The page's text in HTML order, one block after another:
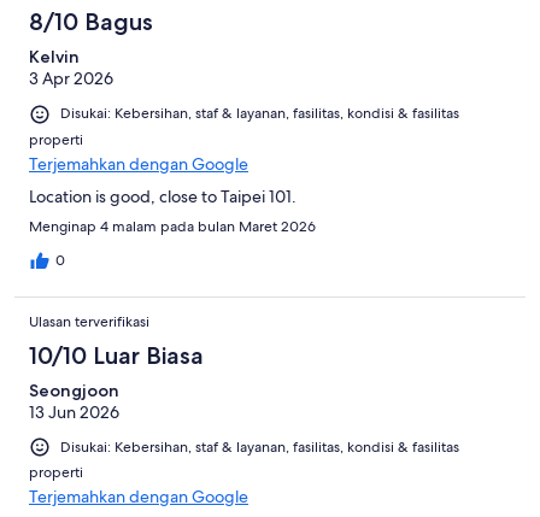
8/10 Bagus
Kelvin
3 Apr 2026
Disukai: Kebersihan, staf & layanan, fasilitas, kondisi & fasilitas
properti
Terjemahkan dengan Google
Location is good, close to Taipei 101.
Menginap 4 malam pada bulan Maret 2026
0
Ulasan terverifikasi
10/10 Luar Biasa
Seongjoon
13 Jun 2026
Disukai: Kebersihan, staf & layanan, fasilitas, kondisi & fasilitas
properti
Terjemahkan dengan Google